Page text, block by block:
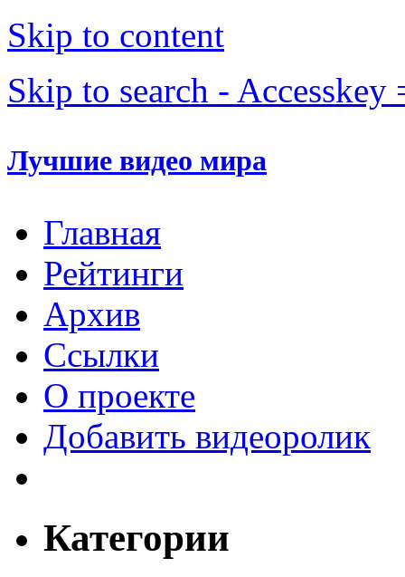
Skip to content
Skip to search - Accesskey
Лучшие видео мира
Главная
Рейтинги
Архив
Ссылки
О проекте
Добавить видеоролик
Категории